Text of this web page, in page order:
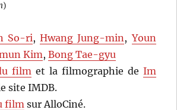
)
So-ri,Hwang Jung-min,Youn
Kim,Bong Tae-gyu
film et la filmographie de Im
site IMDB.
film sur AlloCiné.